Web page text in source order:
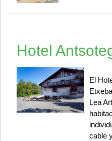
Hotel
El
Lea
cable